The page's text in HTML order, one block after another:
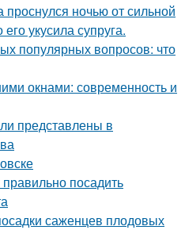
проснулся ночью от сильной
укусила супруга.
популярных вопросов: что
окнами: современность и
представлены в
посадить
саженцев плодовых